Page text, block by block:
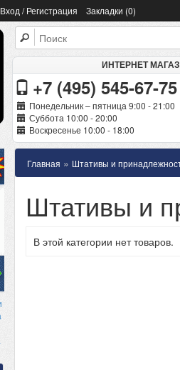
Вход / Регистрация Закладки (0)
ИНТЕРНЕТ
+7 (495) 545-67-75
Понедельник – пятница 9:00 - 21:00
Суббота 10:00 - 20:00
Воскресенье 10:00 - 18:00
Главная » Штативы и
Штативы и
В этой категории нет товаров.